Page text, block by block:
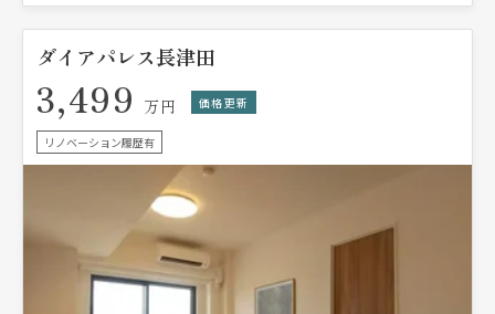
ダイアパレス長津田
3,499 万円 価格更新
リノベーション履歴有